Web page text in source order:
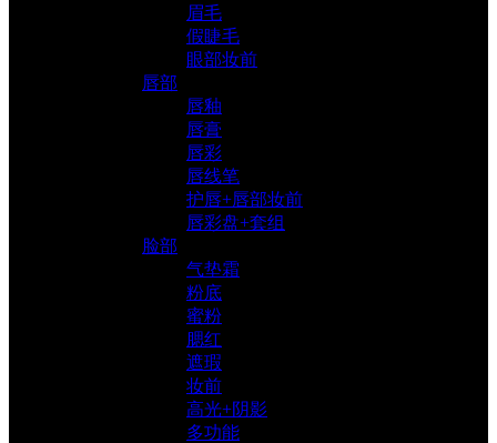
眉毛
假睫毛
眼部妆前
唇部
唇釉
唇膏
唇彩
唇线笔
护唇+唇部妆前
唇彩盘+套组
脸部
气垫霜
粉底
蜜粉
腮红
遮瑕
妆前
高光+阴影
多功能